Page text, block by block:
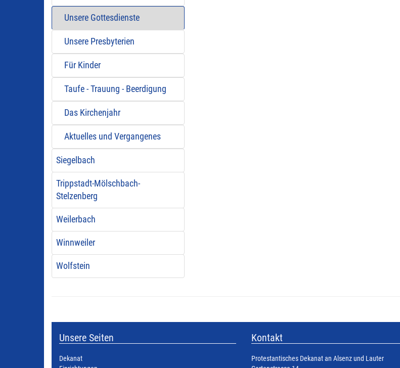
Unsere Gottesdienste
Unsere Presbyterien
Für Kinder
Taufe - Trauung - Beerdigung
Das Kirchenjahr
Aktuelles und Vergangenes
Siegelbach
Trippstadt-Mölschbach-
Stelzenberg
Weilerbach
Winnweiler
Wolfstein
Unsere Seiten
Dekanat
Kontakt
Protestantisches Dekanat an Alsenz und Lauter